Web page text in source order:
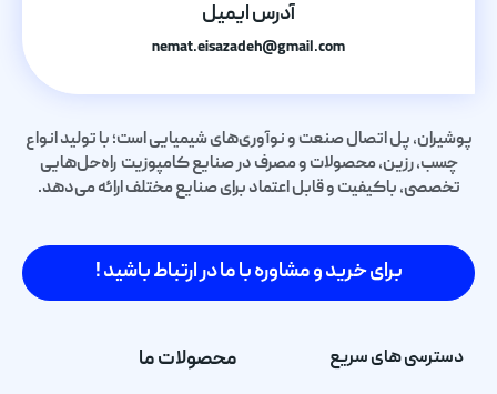
آدرس ایمیل
nemat.eisazadeh@gmail.com
پوشیران، پل اتصال صنعت و نوآوری‌های شیمیایی است؛ با تولید انواع
چسب، رزین، محصولات و مصرف در صنایع کامپوزیت راه‌حل‌هایی
تخصصی، باکیفیت و قابل اعتماد برای صنایع مختلف ارائه می‌دهد.
برای خرید و مشاوره با ما در ارتباط باشید !
دسترسی های سریع محصولات ما